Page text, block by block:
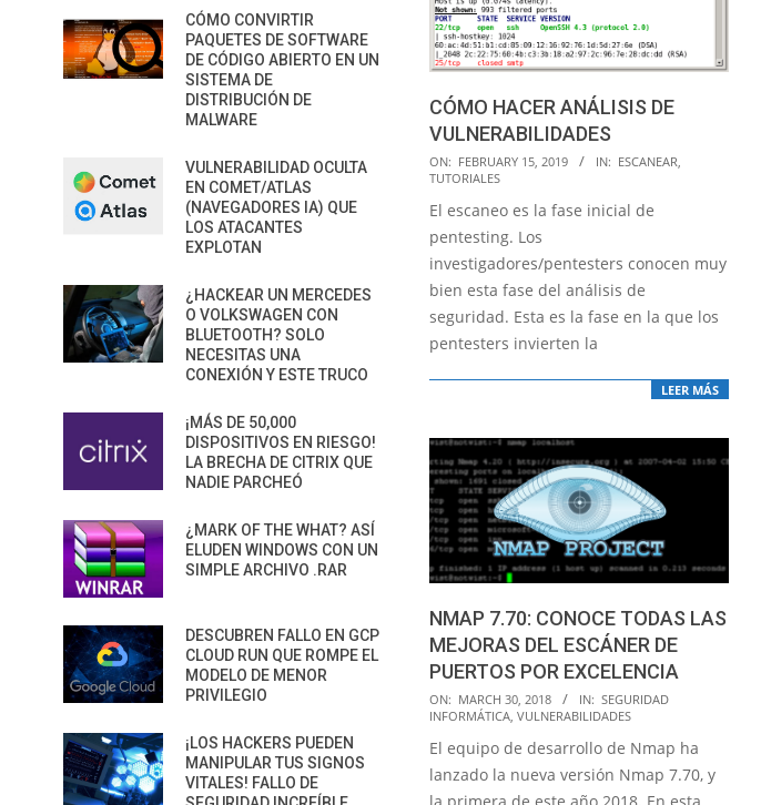
CÓMO HACER ANÁLISIS DE
VULNERABILIDADES
2019-
02-
15
ON: FEBRUARY 15, 2019 IN: ESCANEAR,
TUTORIALES
El escaneo es la fase inicial de
pentesting. Los
investigadores/pentesters conocen muy
bien esta fase del análisis de
seguridad. Esta es la fase en la que los
pentesters invierten la
LEER MÁS
NMAP 7.70: CONOCE TODAS LAS
MEJORAS DEL ESCÁNER DE
PUERTOS POR EXCELENCIA
2018-
03-
30
ON: MARCH 30, 2018 IN: SEGURIDAD
INFORMÁTICA, VULNERABILIDADES
El equipo de desarrollo de Nmap ha
lanzado la nueva versión Nmap 7.70, y
CÓMO CONVIRTIR
PAQUETES DE SOFTWARE
DE CÓDIGO ABIERTO EN UN
SISTEMA DE
DISTRIBUCIÓN DE
MALWARE
VULNERABILIDAD OCULTA
EN COMET/ATLAS
(NAVEGADORES IA) QUE
LOS ATACANTES
EXPLOTAN
¿HACKEAR UN MERCEDES
O VOLKSWAGEN CON
BLUETOOTH? SOLO
NECESITAS UNA
CONEXIÓN Y ESTE TRUCO
¡MÁS DE 50,000
DISPOSITIVOS EN RIESGO!
LA BRECHA DE CITRIX QUE
NADIE PARCHEÓ
¿MARK OF THE WHAT? ASÍ
ELUDEN WINDOWS CON UN
SIMPLE ARCHIVO .RAR
DESCUBREN FALLO EN GCP
CLOUD RUN QUE ROMPE EL
MODELO DE MENOR
PRIVILEGIO
¡LOS HACKERS PUEDEN
MANIPULAR TUS SIGNOS
VITALES! FALLO DE